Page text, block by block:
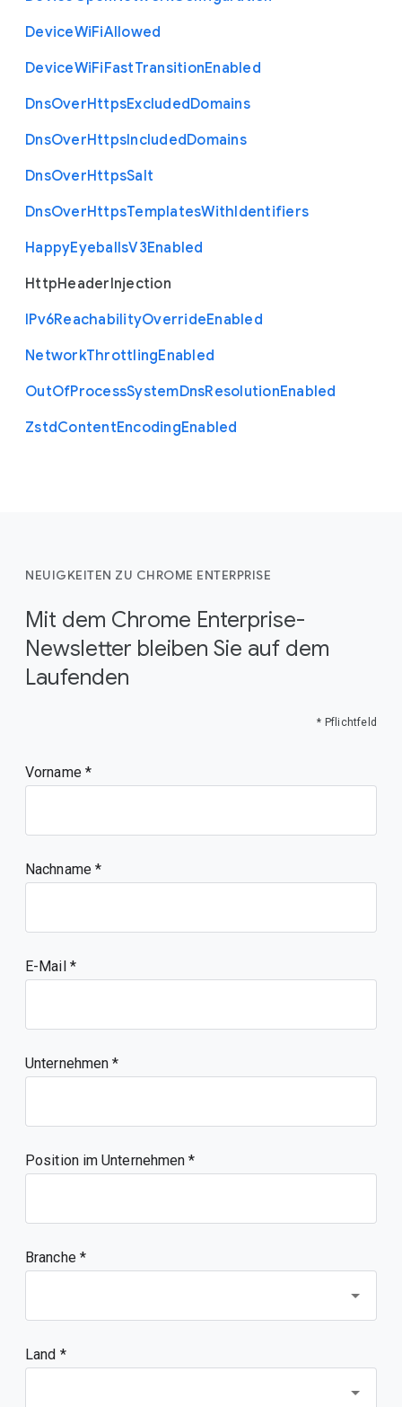
DeviceWiFiAllowed
DeviceWiFiFastTransitionEnabled
DnsOverHttpsExcludedDomains
DnsOverHttpsIncludedDomains
DnsOverHttpsSalt
DnsOverHttpsTemplatesWithIdentifiers
HappyEyeballsV3Enabled
HttpHeaderInjection
IPv6ReachabilityOverrideEnabled
NetworkThrottlingEnabled
OutOfProcessSystemDnsResolutionEnabled
ZstdContentEncodingEnabled
NEUIGKEITEN ZU CHROME ENTERPRISE
Mit dem Chrome Enterprise-
Newsletter bleiben Sie auf dem
Laufenden
* Pflichtfeld
Vorname
Nachname
E-Mail
Unternehmen
Position im Unternehmen
Branche *
Land *